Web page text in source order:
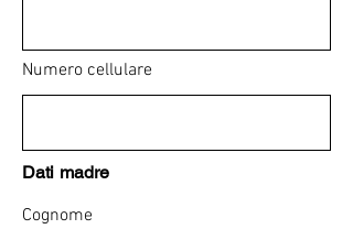
Numero cellulare
Dati madre
Cognome